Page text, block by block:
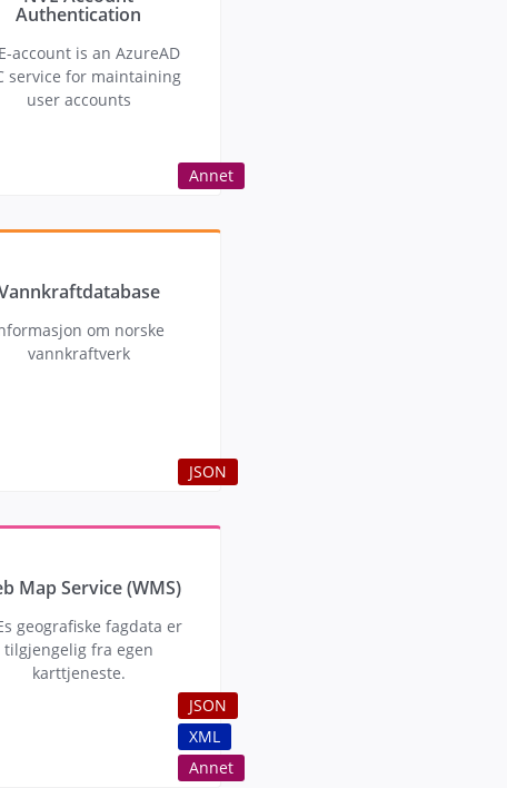
Annet
Authentication
account is an AzureAD
service for maintaining
user accounts
JSON
om norske
vannkraftverk
JSON
XML
Annet
Map Service (WMS)
geografiske fagdata er
tilgjengelig fra egen
karttjeneste.